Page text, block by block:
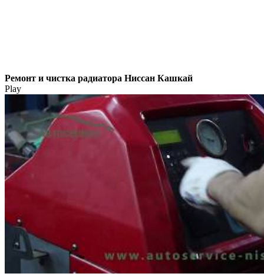
Ремонт и чистка радиатора Ниссан Кашкай
Play